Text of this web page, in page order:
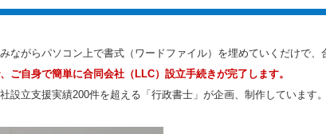
ながらパソコン上で書式（ワードファイル）を埋めていくだけで、
ご自身で簡単に合同会社（LLC）設立手続きが完了します。
設立支援実績200件を超える「行政書士」が企画、制作しています。